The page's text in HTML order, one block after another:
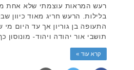
רעש המראות עוצמתי שלא אחת
בלילות. הרעש חריג מאוד כיוון
התעופה בן גוריון אך עד היום
תושבי אור יהודה ויהוד- מונוסון
קרא עוד »